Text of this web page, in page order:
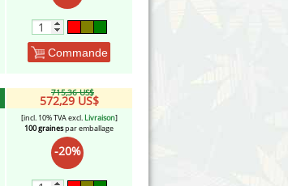
Commande
715,36 US$
572,29 US$
[incl. 10% TVA excl. Livraison]
100 grainespar emballage
-20%